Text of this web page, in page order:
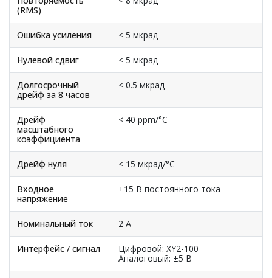
(RMS)
Ошибка усиления < 5 мкрад
Нулевой сдвиг < 5 мкрад
Долгосрочный
дрейф за 8 часов
< 0.5 мкрад
Дрейф
масштабного
коэффициента
< 40 ppm/°C
Дрейф нуля < 15 мкрад/°C
Входное
напряжение
±15 В постоянного тока
Номинальный ток 2 А
Интерфейс / сигнал
Цифровой: XY2-100
Аналоговый: ±5 В